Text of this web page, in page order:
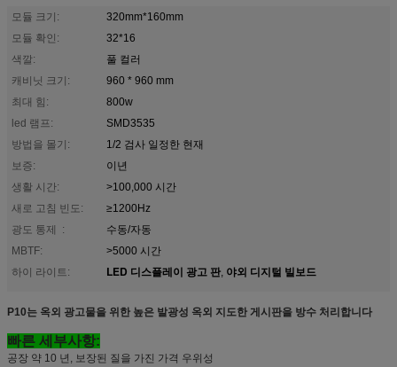
모듈 크기:
320mm*160mm
모듈 확인:
32*16
색깔:
풀 컬러
캐비닛 크기:
960 * 960 mm
최대 힘:
800w
led 램프:
SMD3535
방법을 몰기:
1/2 검사 일정한 현재
보증:
이년
생활 시간:
>100,000 시간
새로 고침 빈도:
≥1200Hz
광도 통제 :
수동/자동
MBTF:
>5000 시간
하이 라이트:
LED 디스플레이 광고 판, 야외 디지털 빌보드
P10는 옥외 광고물을 위한 높은 발광성 옥외 지도한 게시판을 방수 처리합니다
빠른 세부사항:
공장 약 10 년, 보장된 질을 가진 가격 우위성